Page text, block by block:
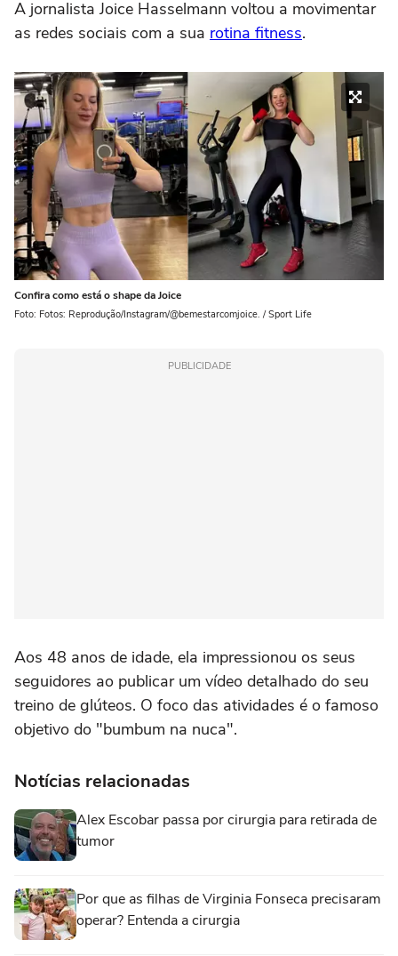
A jornalista Joice Hasselmann voltou a movimentar
as redes sociais com a sua rotina fitness.
Confira como está o shape da Joice
Foto: Fotos: Reprodução/Instagram/@bemestarcomjoice. / Sport Life
PUBLICIDADE
Aos 48 anos de idade, ela impressionou os seus
seguidores ao publicar um vídeo detalhado do seu
treino de glúteos. O foco das atividades é o famoso
objetivo do "bumbum na nuca".
Notícias relacionadas
Alex Escobar passa por cirurgia para retirada de
tumor
Por que as filhas de Virginia Fonseca precisaram
operar? Entenda a cirurgia